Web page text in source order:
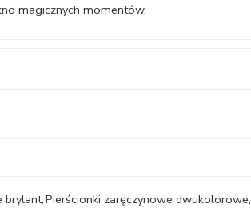
magicznych momentów.
brylant,Pierścionki zaręczynowe dwukolorowe,